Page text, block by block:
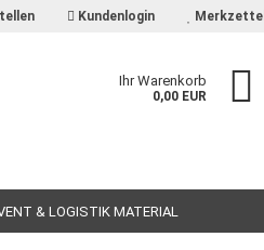
Kundenlogin Merkzettel
Ihr Warenkorb
0,00 EUR
& LOGISTIK MATERIAL